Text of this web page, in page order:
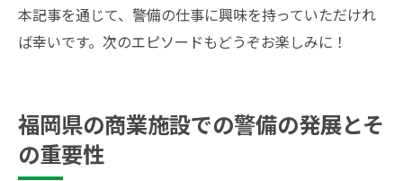
本記事を通じて、警備の仕事に興味を持っていただけれ
ば幸いです。次のエピソードもどうぞお楽しみに！
福岡県の商業施設での警備の発展とそ
の重要性